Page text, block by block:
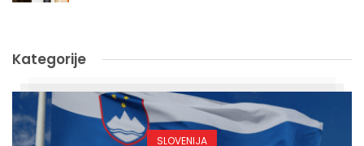
Kategorije
SLOVENIJA